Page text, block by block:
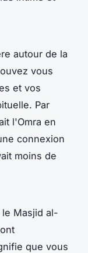
autour de la
vous
et vos
Par
l'Omra en
connexion
moins de
Masjid al-
que vous